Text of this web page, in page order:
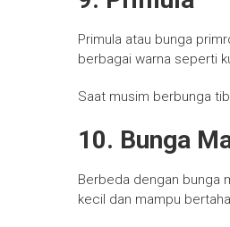
Primula atau bunga
berbagai warna seperti
Saat musim berbunga
10. Bunga
Berbeda dengan bunga
kecil dan mampu